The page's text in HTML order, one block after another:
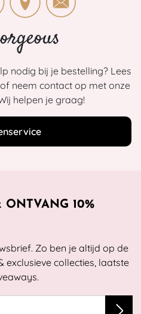
nodig bij je bestelling? Lees
neem contact op met onze
helpen je graag!
ONTVANG 10%
Zo ben je altijd op de
exclusieve collecties, laatste